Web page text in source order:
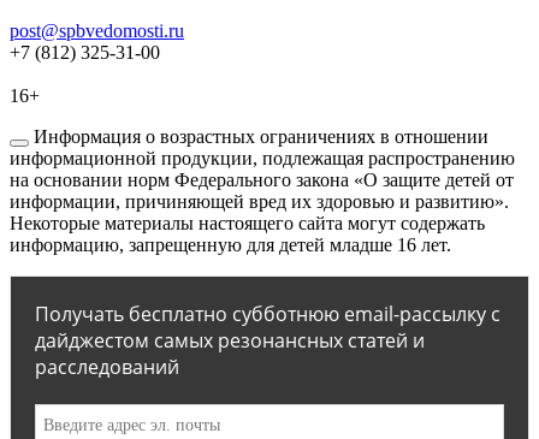
post@spbvedomosti.ru
+7 (812) 325-31-00
16+
Информация о возрастных ограничениях в отношении
информационной продукции, подлежащая распространению
на основании норм Федерального закона «О защите детей от
информации, причиняющей вред их здоровью и развитию».
Некоторые материалы настоящего сайта могут содержать
информацию, запрещенную для детей младше 16 лет.
Получать бесплатно субботнюю email-рассылку с
дайджестом самых резонансных статей и
расследований